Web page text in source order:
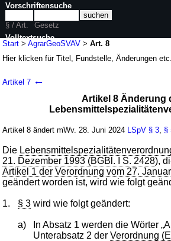
Start >AgrarGeoSVAV >Art. 8
Hier klicken fürTitel, Fundstelle, Änderungen etc.
Verweisanpassungsverordnung
(AgrarGeoSVAV)
10 Änderungen | wird in 7 Vorschriften zitiert
Artikel 7 ←
Artikel 8 Änderung
Artikel 8 ändert mWv. 28. Juni 2024 LSpV § 3 §
Die
21. Dezember 1993 (BGBl. I S. 2428),
Artikel 1 der Verordnung vom 27.
geändert worden ist, wird wie folgt
1. § 3 wird wie folgt geändert:
a)
In Absatz 1 werden die Wörter
Unterabsatz 2 der Verordnung
Vorschriftensuche
§ / Art.
Gesetz
Volltextsuche
nur in AgrarGeoSVAV